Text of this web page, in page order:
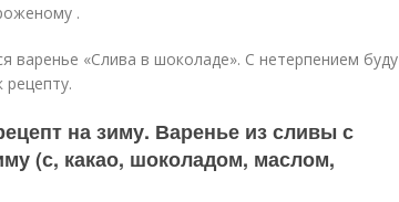
.
варенье «Слива в шоколаде». С нетерпением буду
на зиму. Варенье из сливы с
(с, какао, шоколадом, маслом,